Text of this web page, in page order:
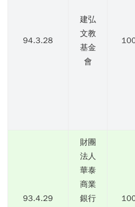
94.3.28
建弘
文教
基金
會
93.4.29
財團
法人
華泰
商業
銀行